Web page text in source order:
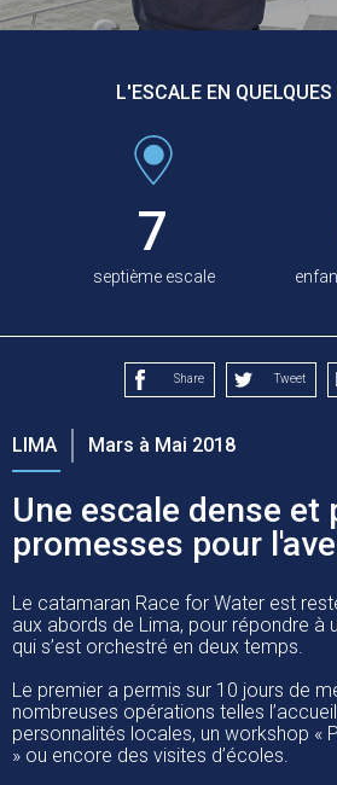
L'ESCALE EN QUELQUES
7
septième escale
Share Tweet
LIMA Mars à Mai 2018
Une escale dense et
promesses pour
Le catamaran Race for Water est
aux abords de Lima, pour répondre à
qui s’est orchestré en deux temps.
Le premier a permis sur 10 jours de
nombreuses opérations telles
personnalités locales, un workshop «
» ou encore des visites d’écoles.